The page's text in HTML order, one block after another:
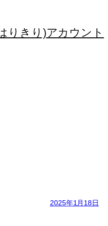
りきり)アカウント
2025年1月18日